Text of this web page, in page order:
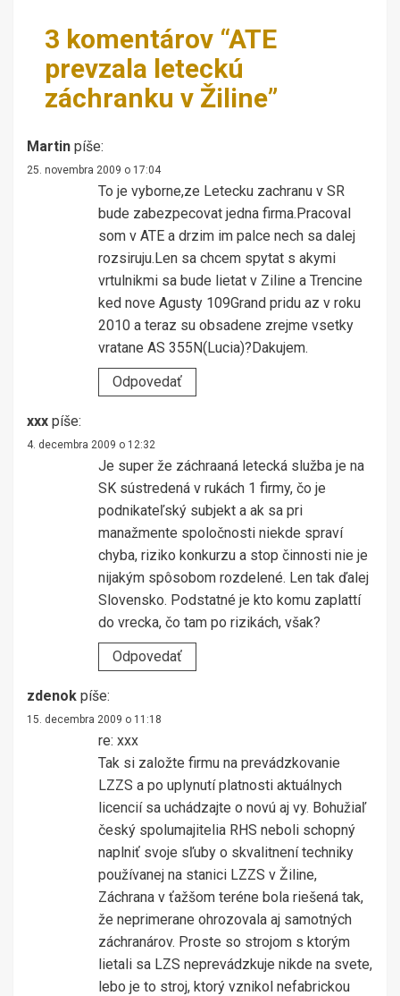
3 komentárov “ATE
prevzala leteckú
záchranku v Žiline”
Martin píše:
25. novembra 2009 o 17:04
To je vyborne,ze Letecku zachranu v SR
bude zabezpecovat jedna firma.Pracoval
som v ATE a drzim im palce nech sa dalej
rozsiruju.Len sa chcem spytat s akymi
vrtulnikmi sa bude lietat v Ziline a Trencine
ked nove Agusty 109Grand pridu az v roku
2010 a teraz su obsadene zrejme vsetky
vratane AS 355N(Lucia)?Dakujem.
Odpovedať
xxx píše:
4. decembra 2009 o 12:32
Je super že záchraaná letecká služba je na
SK sústredená v rukách 1 firmy, čo je
podnikateľský subjekt a ak sa pri
manažmente spoločnosti niekde spraví
chyba, riziko konkurzu a stop činnosti nie je
nijakým spôsobom rozdelené. Len tak ďalej
Slovensko. Podstatné je kto komu zaplattí
do vrecka, čo tam po rizikách, však?
Odpovedať
zdenok píše:
15. decembra 2009 o 11:18
re: xxx
Tak si založte firmu na prevádzkovanie
LZZS a po uplynutí platnosti aktuálnych
licencií sa uchádzajte o novú aj vy. Bohužiaľ
český spolumajitelia RHS neboli schopný
naplniť svoje sľuby o skvalitnení techniky
používanej na stanici LZZS v Žiline,
Záchrana v ťažšom teréne bola riešená tak,
že neprimerane ohrozovala aj samotných
záchranárov. Proste so strojom s ktorým
lietali sa LZS neprevádzkuje nikde na svete,
lebo je to stroj, ktorý vznikol nefabrickou